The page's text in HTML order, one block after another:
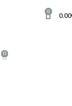
0 0.00
0